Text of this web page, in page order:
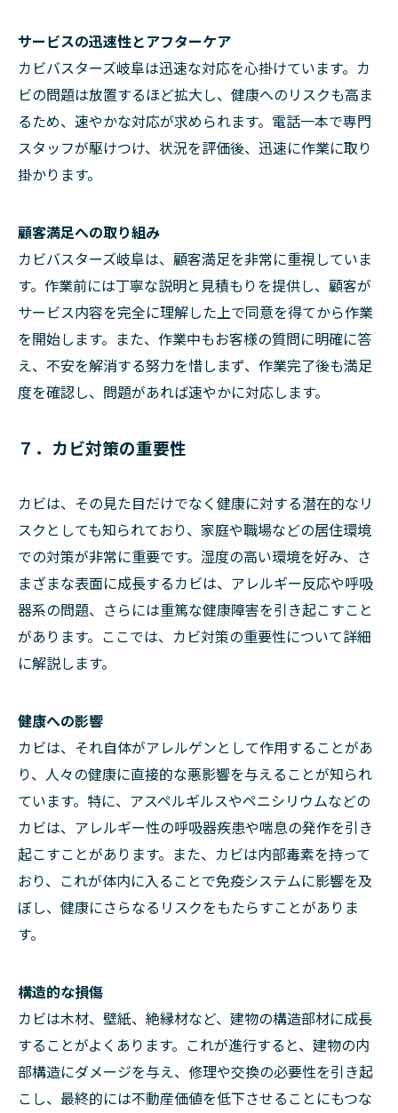
サービスの迅速性とアフターケア
カビバスターズ岐阜は迅速な対応を心掛けています。カ
ビの問題は放置するほど拡大し、健康へのリスクも高ま
るため、速やかな対応が求められます。電話一本で専門
スタッフが駆けつけ、状況を評価後、迅速に作業に取り
掛かります。
顧客満足への取り組み
カビバスターズ岐阜は、顧客満足を非常に重視していま
す。作業前には丁寧な説明と見積もりを提供し、顧客が
サービス内容を完全に理解した上で同意を得てから作業
を開始します。また、作業中もお客様の質問に明確に答
え、不安を解消する努力を惜しまず、作業完了後も満足
度を確認し、問題があれば速やかに対応します。
７．カビ対策の重要性
カビは、その見た目だけでなく健康に対する潜在的なリ
スクとしても知られており、家庭や職場などの居住環境
での対策が非常に重要です。湿度の高い環境を好み、さ
まざまな表面に成長するカビは、アレルギー反応や呼吸
器系の問題、さらには重篤な健康障害を引き起こすこと
があります。ここでは、カビ対策の重要性について詳細
に解説します。
健康への影響
カビは、それ自体がアレルゲンとして作用することがあ
り、人々の健康に直接的な悪影響を与えることが知られ
ています。特に、アスペルギルスやペニシリウムなどの
カビは、アレルギー性の呼吸器疾患や喘息の発作を引き
起こすことがあります。また、カビは内部毒素を持って
おり、これが体内に入ることで免疫システムに影響を及
ぼし、健康にさらなるリスクをもたらすことがありま
す。
構造的な損傷
カビは木材、壁紙、絶縁材など、建物の構造部材に成長
することがよくあります。これが進行すると、建物の内
部構造にダメージを与え、修理や交換の必要性を引き起
こし、最終的には不動産価値を低下させることにもつな